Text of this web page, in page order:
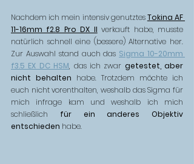
Nachdem ich mein intensiv genutztes Tokina AF
11-16mm f2.8 Pro DX II verkauft habe, musste
natürlich schnell eine (bessere) Alternative her.
Zur Auswahl stand auch das Sigma 10-20mm
f3.5 EX DC HSM, das ich zwar getestet, aber
nicht behalten habe. Trotzdem möchte ich
euch nicht vorenthalten, weshalb das Sigma für
mich infrage kam und weshalb ich mich
schließlich für ein anderes Objektiv
entschieden habe.